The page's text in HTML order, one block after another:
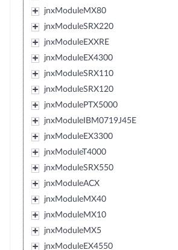
jnxModuleMX80
jnxModuleSRX220
jnxModuleEXXRE
jnxModuleEX4300
jnxModuleSRX110
jnxModuleSRX120
jnxModulePTX5000
jnxModuleIBM0719J45E
jnxModuleEX3300
jnxModuleT4000
jnxModuleSRX550
jnxModuleACX
jnxModuleMX40
jnxModuleMX10
jnxModuleMX5
jnxModuleEX4550